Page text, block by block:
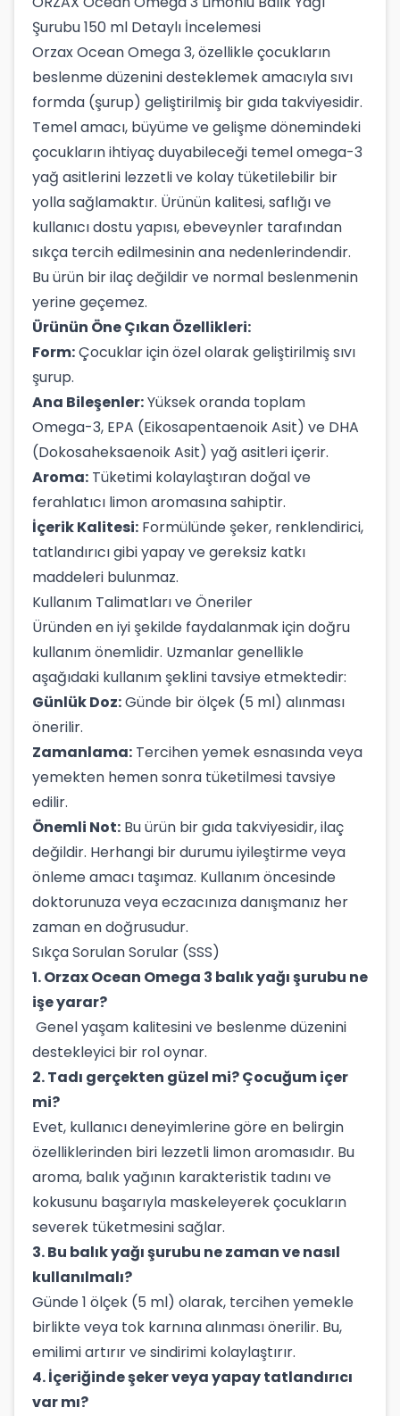
Şurubu 150 ml Detaylı İncelemesi
Orzax Ocean Omega 3, özellikle çocukların
beslenme düzenini desteklemek amacıyla sıvı
formda (şurup) geliştirilmiş bir gıda takviyesidir.
Temel amacı, büyüme ve gelişme dönemindeki
çocukların ihtiyaç duyabileceği temel omega-3
yağ asitlerini lezzetli ve kolay tüketilebilir bir
yolla sağlamaktır. Ürünün kalitesi, saflığı ve
kullanıcı dostu yapısı, ebeveynler tarafından
sıkça tercih edilmesinin ana nedenlerindendir.
Bu ürün bir ilaç değildir ve normal beslenmenin
yerine geçemez.
Ürünün Öne Çıkan Özellikleri:
Form:Çocuklar için özel olarak geliştirilmiş sıvı
şurup.
Ana Bileşenler:Yüksek oranda toplam
Omega-3, EPA (Eikosapentaenoik Asit) ve DHA
(Dokosaheksaenoik Asit) yağ asitleri içerir.
Aroma: Tüketimi kolaylaştıran doğal ve
ferahlatıcı limon aromasına sahiptir.
İçerik Kalitesi: Formülünde şeker, renklendirici,
tatlandırıcı gibi yapay ve gereksiz katkı
maddeleri bulunmaz.
Kullanım Talimatları ve Öneriler
Üründen en iyi şekilde faydalanmak için doğru
kullanım önemlidir. Uzmanlar genellikle
aşağıdaki kullanım şeklini tavsiye etmektedir:
Günlük Doz:Günde bir ölçek (5 ml) alınması
önerilir.
Zamanlama: Tercihen yemek esnasında veya
yemekten hemen sonra tüketilmesi tavsiye
edilir.
Önemli Not: Bu ürün bir gıda takviyesidir, ilaç
değildir. Herhangi bir durumu iyileştirme veya
önleme amacı taşımaz. Kullanım öncesinde
doktorunuza veya eczacınıza danışmanız her
zaman en doğrusudur.
Sıkça Sorulan Sorular (SSS)
1. Orzax Ocean Omega 3 balık yağı şurubu ne
işe yarar?
Genel yaşam kalitesini ve beslenme düzenini
destekleyici bir rol oynar.
2. Tadı gerçekten güzel mi? Çocuğum içer
mi?
Evet, kullanıcı deneyimlerine göre en belirgin
özelliklerinden biri lezzetli limon aromasıdır. Bu
aroma, balık yağının karakteristik tadını ve
kokusunu başarıyla maskeleyerek çocukların
severek tüketmesini sağlar.
3. Bu balık yağı şurubu ne zaman ve nasıl
kullanılmalı?
Günde 1 ölçek (5 ml) olarak, tercihen yemekle
birlikte veya tok karnına alınması önerilir. Bu,
emilimi artırır ve sindirimi kolaylaştırır.
4. İçeriğinde şeker veya yapay tatlandırıcı
var mı?